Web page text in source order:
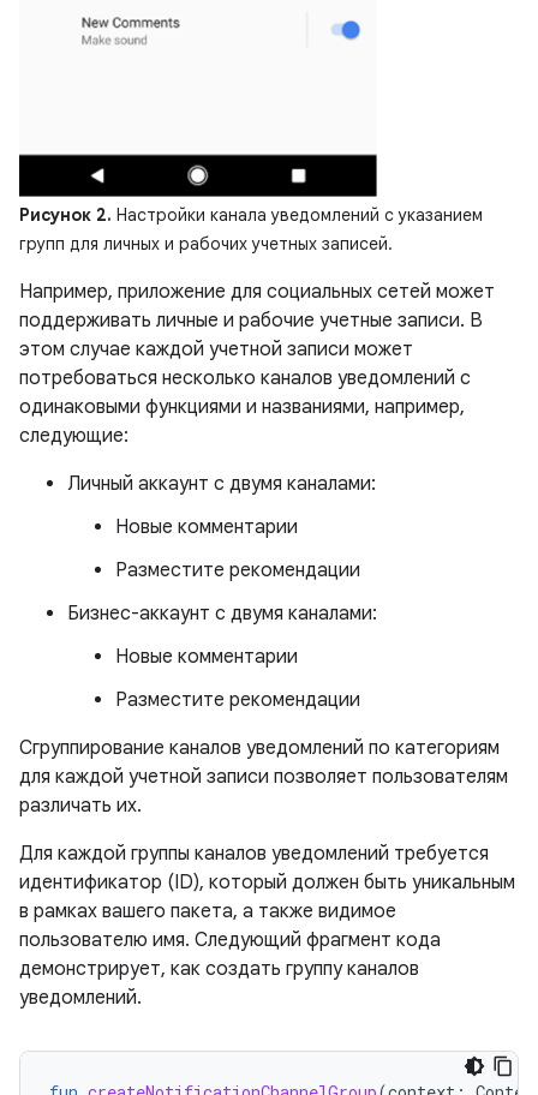
Рисунок 2. Настройки канала уведомлений с указанием
групп для личных и рабочих учетных записей.
Например, приложение для социальных сетей может
поддерживать личные и рабочие учетные записи. В
этом случае каждой учетной записи может
потребоваться несколько каналов уведомлений с
одинаковыми функциями и названиями, например,
следующие:
Личный аккаунт с двумя каналами:
Новые комментарии
Разместите рекомендации
Бизнес-аккаунт с двумя каналами:
Новые комментарии
Разместите рекомендации
Сгруппирование каналов уведомлений по категориям
для каждой учетной записи позволяет пользователям
различать их.
Для каждой группы каналов уведомлений требуется
идентификатор (ID), который должен быть уникальным
в рамках вашего пакета, а также видимое
пользователю имя. Следующий фрагмент кода
демонстрирует, как создать группу каналов
уведомлений.